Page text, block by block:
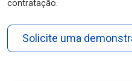
contratação.
Solicite uma